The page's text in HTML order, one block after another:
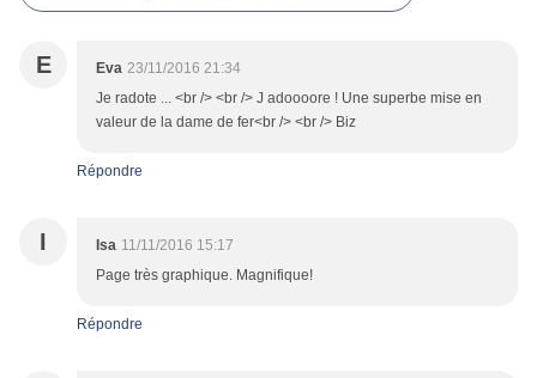
E Eva 23/11/2016 21:34
Je radote ... <br /> <br /> J adoooore ! Une superbe mise en
valeur de la dame de fer<br /> <br /> Biz
Répondre
I Isa 11/11/2016 15:17
Page très graphique. Magnifique!
Répondre